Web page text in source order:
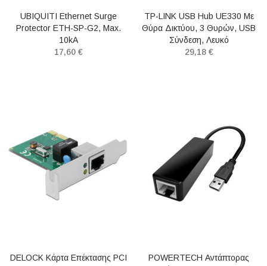
UBIQUITI Ethernet Surge
Protector ETH-SP-G2, Max.
10kA
17,60 €
TP-LINK USB Hub UE330 Με
Θύρα Δικτύου, 3 Θυρών, USB
Σύνδεση, Λευκό
29,18 €
DELOCK Κάρτα Επέκτασης PCI
POWERTECH Αντάπτορας